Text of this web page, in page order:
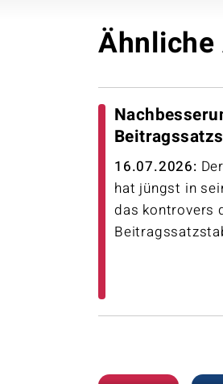
16.07.2026:
hat jüngst in
das kontrovers